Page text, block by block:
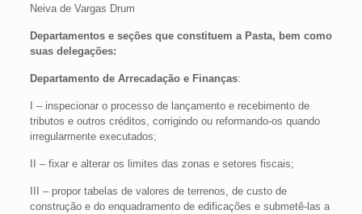
Neiva de Vargas Drum
Departamentos e seções que constituem a Pasta, bem como
suas delegações:
Departamento de Arrecadação e Finanças:
I – inspecionar o processo de lançamento e recebimento de
tributos e outros créditos, corrigindo ou reformando-os quando
irregularmente executados;
II – fixar e alterar os limites das zonas e setores fiscais;
III – propor tabelas de valores de terrenos, de custo de
construção e do enquadramento de edificações e submetê-las a